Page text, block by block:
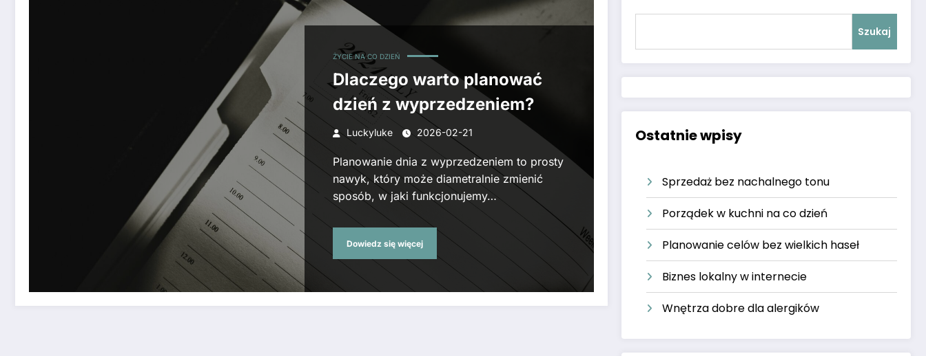
ŻYCIE NA CO DZIEŃ
Dlaczego warto planować
dzień z wyprzedzeniem?
Luckyluke 2026-02-21
Planowanie dnia z wyprzedzeniem to prosty
nawyk, który może diametralnie zmienić
sposób, w jaki funkcjonujemy…
Dowiedz się więcej
Szukaj
Ostatnie wpisy
Sprzedaż bez nachalnego tonu
Porządek w kuchni na co dzień
Planowanie celów bez wielkich haseł
Biznes lokalny w internecie
Wnętrza dobre dla alergików